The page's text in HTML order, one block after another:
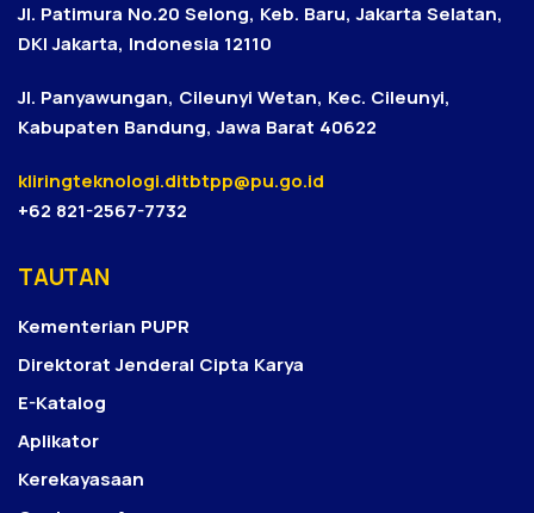
Jl. Patimura No.20 Selong, Keb. Baru, Jakarta Selatan,
DKI Jakarta, Indonesia 12110
Jl. Panyawungan, Cileunyi Wetan, Kec. Cileunyi,
Kabupaten Bandung, Jawa Barat 40622
kliringteknologi.ditbtpp@pu.go.id
+62 821-2567-7732
TAUTAN
Kementerian PUPR
Direktorat Jenderal Cipta Karya
E-Katalog
Aplikator
Kerekayasaan